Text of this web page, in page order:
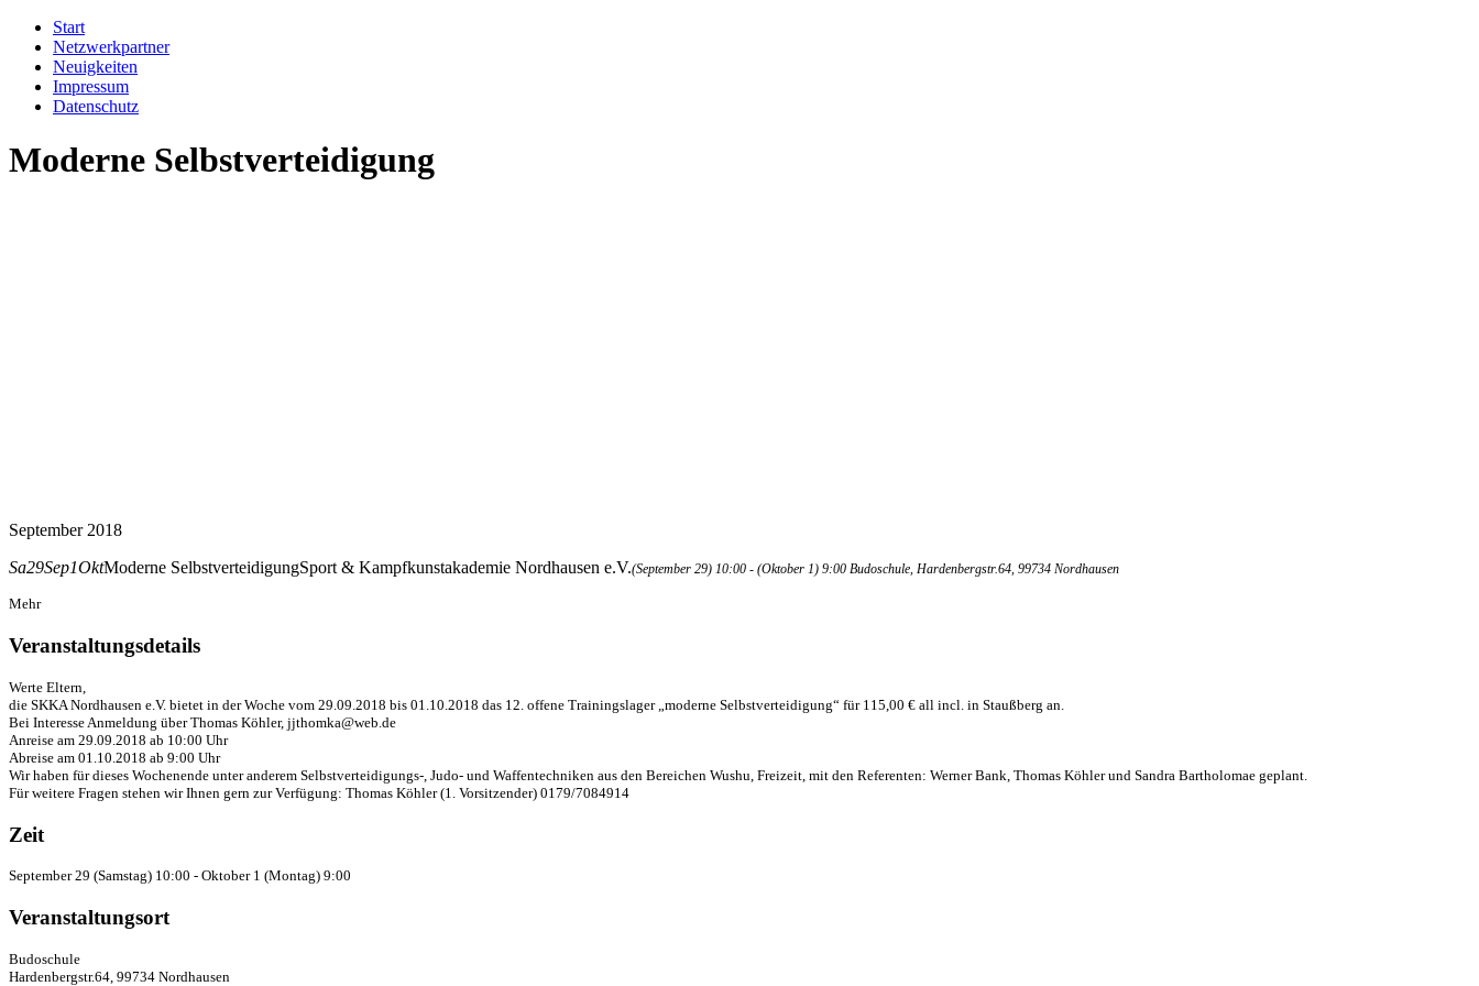
Start
Netzwerkpartner
Neuigkeiten
Impressum
Datenschutz
Moderne Selbstverteidigung
September 2018
Sa29Sep1OktModerne SelbstverteidigungSport & Kampfkunstakademie Nordhausen e.V.(September 29) 10:00 - (Oktober 1) 9:00 Budoschule, Hardenbergstr.64, 99734 Nordhausen
Mehr
Veranstaltungsdetails
Werte Eltern,
die SKKA Nordhausen e.V. bietet in der Woche vom 29.09.2018 bis 01.10.2018 das 12. offene Trainingslager „moderne Selbstverteidigung“ für 115,00 € all incl. in Staußberg an.
Bei Interesse Anmeldung über Thomas Köhler, jjthomka@web.de
Anreise am 29.09.2018 ab 10:00 Uhr
Abreise am 01.10.2018 ab 9:00 Uhr
Wir haben für dieses Wochenende unter anderem Selbstverteidigungs-, Judo- und Waffentechniken aus den Bereichen Wushu, Freizeit, mit den Referenten: Werner Bank, Thomas Köhler und Sandra Bartholomae geplant.
Für weitere Fragen stehen wir Ihnen gern zur Verfügung: Thomas Köhler (1. Vorsitzender) 0179/7084914
Zeit
September 29 (Samstag) 10:00 - Oktober 1 (Montag) 9:00
Veranstaltungsort
Budoschule
Hardenbergstr.64, 99734 Nordhausen